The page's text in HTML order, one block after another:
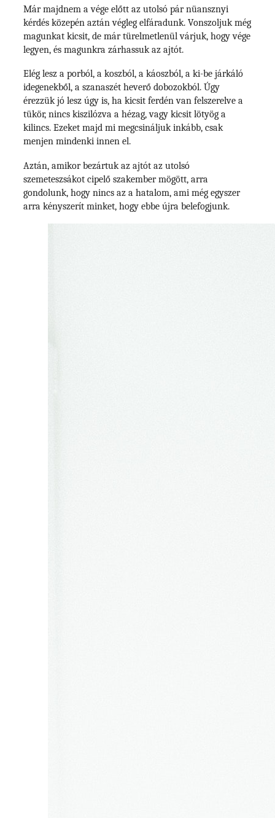
Már majdnem a vége előtt az utolsó pár nüansznyi
kérdés közepén aztán végleg elfáradunk. Vonszoljuk még
magunkat kicsit, de már türelmetlenül várjuk, hogy vége
legyen, és magunkra zárhassuk az ajtót.
Elég lesz a porból, a koszból, a káoszból, a ki-be járkáló
idegenekből, a szanaszét heverő dobozokból. Úgy
érezzük jó lesz úgy is, ha kicsit ferdén van felszerelve a
tükör, nincs kiszilózva a hézag, vagy kicsit lötyög a
kilincs. Ezeket majd mi megcsináljuk inkább, csak
menjen mindenki innen el.
Aztán, amikor bezártuk az ajtót az utolsó
szemeteszsákot cipelő szakember mögött, arra
gondolunk, hogy nincs az a hatalom, ami még egyszer
arra kényszerít minket, hogy ebbe újra belefogjunk.